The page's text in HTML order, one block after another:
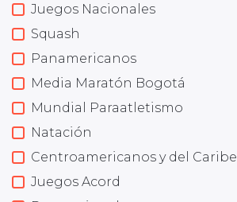
Juegos Nacionales
Squash
Panamericanos
Media Maratón Bogotá
Mundial Paraatletismo
Natación
Centroamericanos y del Caribe
Juegos Acord